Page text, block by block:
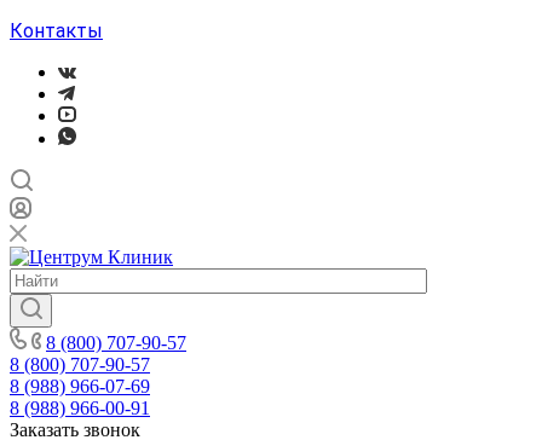
Контакты
8 (800) 707-90-57
8 (800) 707-90-57
8 (988) 966-07-69
8 (988) 966-00-91
Заказать звонок